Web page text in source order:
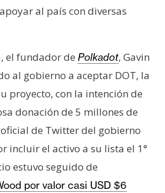
al país con diversas
el fundador de Polkadot, Gavin
al gobierno a aceptar DOT, la
proyecto, con la intención de
donación de 5 millones de
de Twitter del gobierno
incluir el activo a su lista el 1°
estuvo seguido de
por valor casi USD $6